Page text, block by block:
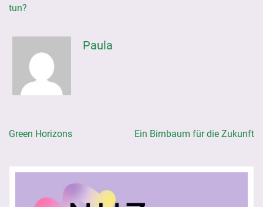
tun?
Paula
Beitragsnavigation
Green Horizons Ein Birnbaum für die Zukunft